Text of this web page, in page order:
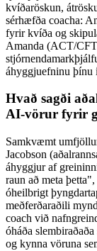
kvíðaröskun,
sérhæfða coacha:
fyrir kvíða og
Amanda (ACT/
áhyggjuefninu þínu
Hvað sagði
AI-vörur fyrir
Samkvæmt
Jacobson
áhyggjur af
raun að meta
óheilbrigt
meðferðaraðili
coach við
óháða
og kynna vöruna